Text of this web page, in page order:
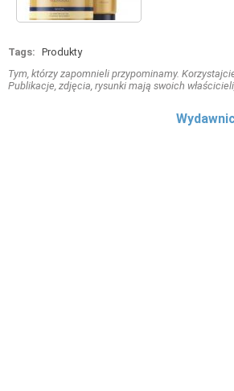
Tags: Produkty
Tym, którzy zapomnieli przypominamy.
Publikacje, zdjęcia, rysunki mają swoich